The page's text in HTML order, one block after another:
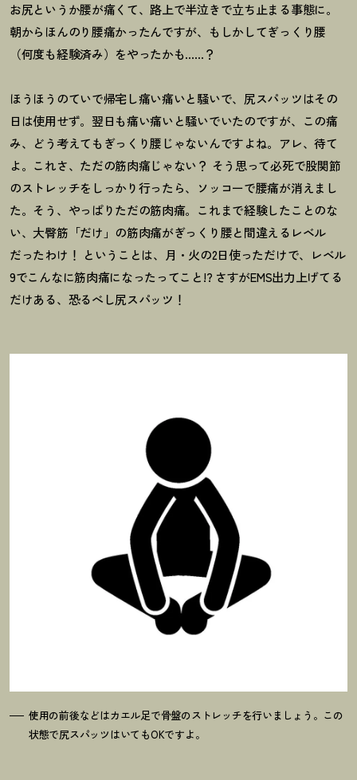
お尻というか腰が痛くて、路上で半泣きで立ち止まる事態に。
朝からほんのり腰痛かったんですが、もしかしてぎっくり腰
（何度も経験済み）をやったかも……？
ほうほうのていで帰宅し痛い痛いと騒いで、尻スパッツはその
日は使用せず。翌日も痛い痛いと騒いでいたのですが、この痛
み、どう考えてもぎっくり腰じゃないんですよね。アレ、待て
よ。これさ、ただの筋肉痛じゃない ？ そう思って必死で股関節
のストレッチをしっかり行ったら、ソッコーで腰痛が消えまし
た。そう、やっぱりただの筋肉痛。これまで経験したことのな
い、大臀筋「だけ」の筋肉痛がぎっくり腰と間違えるレベル
だったわけ ！ ということは、月・火の2日使っただけで、レベル
9でこんなに筋肉痛になったってこと!? さすがEMS出力上げてる
だけある、恐るべし尻スパッツ ！
使用の前後などはカエル足で骨盤のストレッチを行いましょう。この
状態で尻スパッツはいてもOKですよ。